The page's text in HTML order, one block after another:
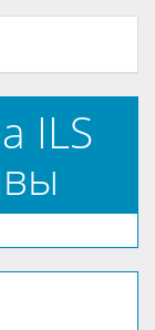
ILS